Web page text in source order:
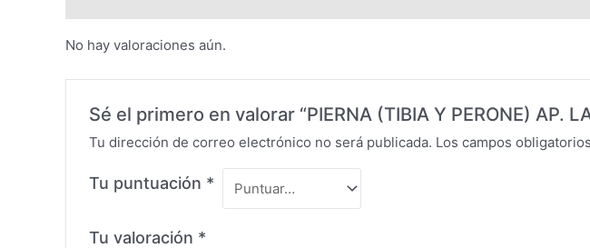
No hay valoraciones aún.
Sé el primero en valorar “PIERNA (TIBIA Y PERONE) AP.
Tu dirección de correo electrónico no será publicada. Los campos
Tu puntuación *
Tu valoración *